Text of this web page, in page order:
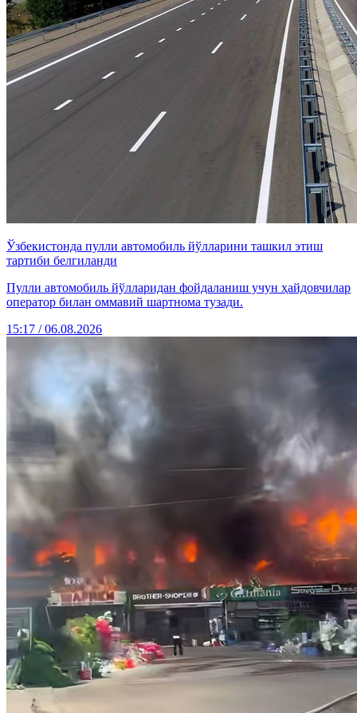
Ўзбекистонда пулли автомобиль йўлларини ташкил этиш
тартиби белгиланди
Пулли автомобиль йўлларидан фойдаланиш учун ҳайдовчилар
оператор билан оммавий шартнома тузади.
15:17 / 06.08.2026